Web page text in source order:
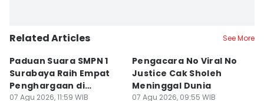
Related Articles See More
Paduan Suara SMPN 1
Surabaya Raih Empat
Penghargaan di
Thailand
07 Agu 2026, 11:59 WIB
Pengacara No Viral No
Justice Cak Sholeh
Meninggal Dunia
07 Agu 2026, 09:55 WIB